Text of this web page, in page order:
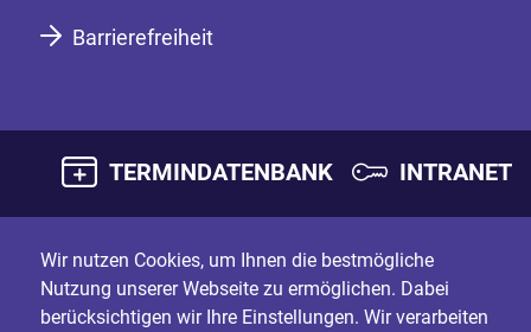
Barrierefreiheit
TERMINDATENBANK INTRANET
Wir nutzen Cookies, um Ihnen die bestmögliche
Nutzung unserer Webseite zu ermöglichen. Dabei
berücksichtigen wir Ihre Einstellungen. Wir verarbeiten